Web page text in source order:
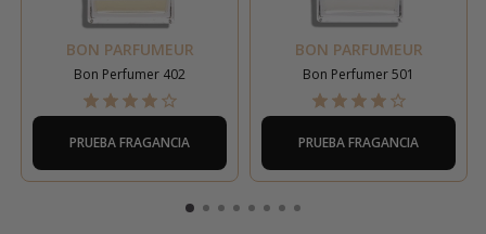
BON PARFUMEUR
Bon Perfumer 402
PRUEBA FRAGANCIA
BON PARFUMEUR
Bon Perfumer 501
PRUEBA FRAGANCIA